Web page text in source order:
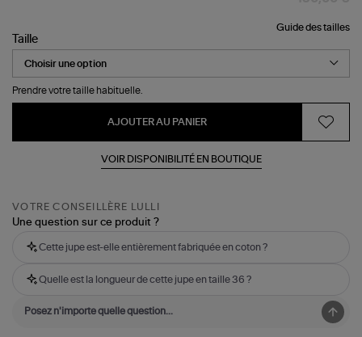
Guide des tailles
Taille
Prendre votre taille habituelle.
AJOUTER AU PANIER
VOIR DISPONIBILITÉ EN BOUTIQUE
VOTRE CONSEILLÈRE LULLI
Une question sur ce produit ?
Cette jupe est-elle entièrement fabriquée en coton ?
Quelle est la longueur de cette jupe en taille 36 ?